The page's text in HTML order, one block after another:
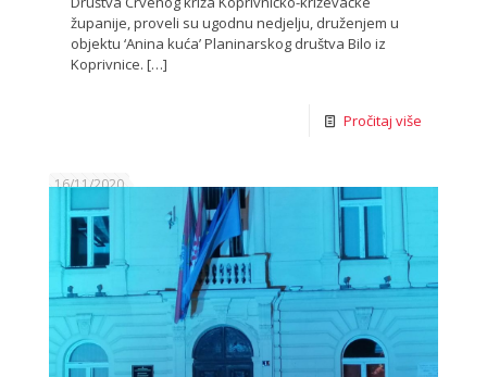
županije, proveli su ugodnu nedjelju, druženjem u
objektu ‘Anina kuća’ Planinarskog društva Bilo iz
Koprivnice. […]
Pročitaj više
16/11/2020